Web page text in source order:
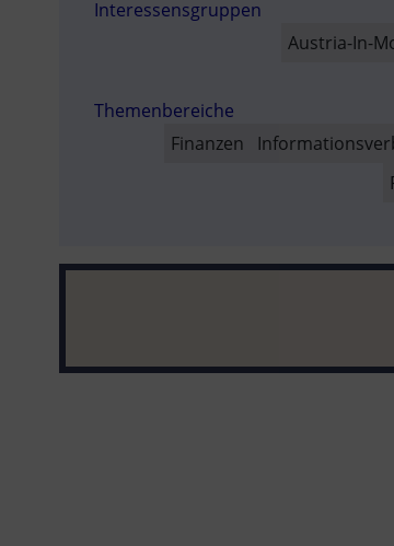
Interessensgruppen
Austria-In-
Themenbereiche
Finanzen